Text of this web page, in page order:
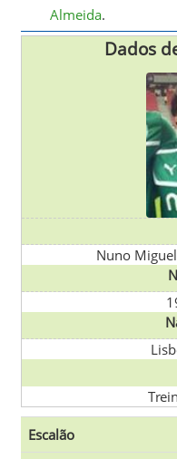
Almeida.
Dados
Nuno
Escalão